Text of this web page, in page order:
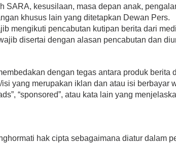
SARA, kesusilaan, masa depan anak,
khusus lain yang ditetapkan Dewan Pers.
mengikuti pencabutan kutipan berita dari
disertai dengan alasan pencabutan dan
dengan tegas antara produk berita
yang merupakan iklan dan atau isi berbayar
“sponsored”, atau kata lain yang
hak cipta sebagaimana diatur dalam